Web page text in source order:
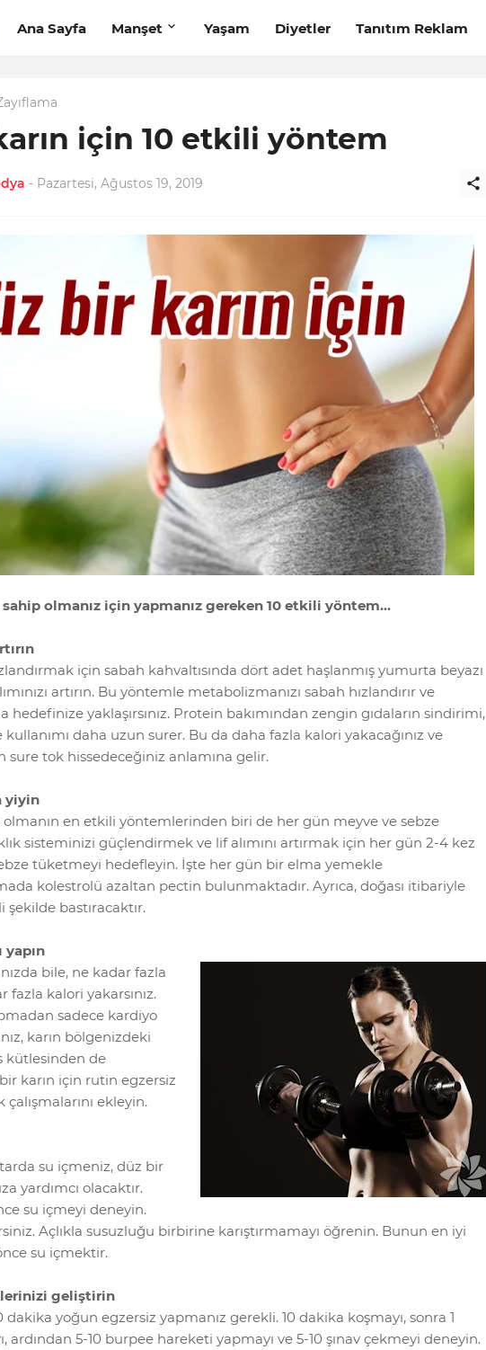
Ana Sayfa Manşet Yaşam Diyetler Tanıtım Reklam
için 10 etkili yöntem
- Pazartesi, Ağustos 19, 2019
olmanız için yapmanız gereken 10 etkili yöntem...
için sabah kahvaltısında dört adet haşlanmış yumurta beyazı
artırın. Bu yöntemle metabolizmanızı sabah hızlandırır ve
yaklaşırsınız. Protein bakımından zengin gıdaların sindirimi,
daha uzun surer. Bu da daha fazla kalori yakacağınız ve
sure tok hissedeceğiniz anlamına gelir.
yiyin
en etkili yöntemlerinden biri de her gün meyve ve sebze
sisteminizi güçlendirmek ve lif alımını artırmak için her gün 2-4 kez
tüketmeyi hedefleyin. İşte her gün bir elma yemekle
kolestrolü azaltan pectin bulunmaktadır. Ayrıca, doğası itibariyle
şekilde bastıracaktır.
yapın
bile, ne kadar fazla
fazla kalori yakarsınız.
sadece kardiyo
karın bölgenizdeki
kütlesinden de
karın için rutin egzersiz
çalışmalarını ekleyin.
su içmeniz, düz bir
yardımcı olacaktır.
su içmeyi deneyin.
Açlıkla susuzluğu birbirine karıştırmamayı öğrenin. Bunun en iyi
su içmektir.
geliştirin
dakika yoğun egzersiz yapmanız gerekli. 10 dakika koşmayı, sonra 1
ardından 5-10 burpee hareketi yapmayı ve 5-10 şınav çekmeyi deneyin.